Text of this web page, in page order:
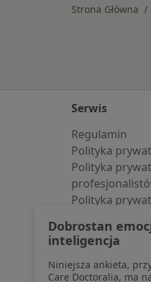
Strona Główna
Serwis
Regulamin
Polityka
Polityka
Polityka
pozyskaliśmy
Polityka cookies
Jak działają
Dobrostan
inteligencja
Niniejsza ankieta,
Care Doctoralia, ma